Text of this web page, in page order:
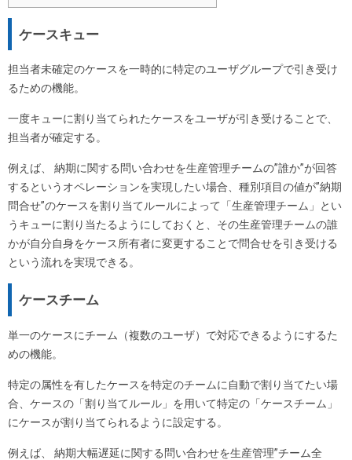
ケースキュー
担当者未確定のケースを一時的に特定のユーザグループで引き受け
るための機能。
一度キューに割り当てられたケースをユーザが引き受けることで、
担当者が確定する。
例えば、 納期に関する問い合わせを生産管理チームの”誰か”が回答
するというオペレーションを実現したい場合、種別項目の値が”納期
問合せ”のケースを割り当てルールによって「生産管理チーム」とい
うキューに割り当たるようにしておくと、その生産管理チームの誰
かが自分自身をケース所有者に変更することで問合せを引き受ける
という流れを実現できる。
ケースチーム
単一のケースにチーム（複数のユーザ）で対応できるようにするた
めの機能。
特定の属性を有したケースを特定のチームに自動で割り当てたい場
合、ケースの「割り当てルール」を用いて特定の「ケースチーム」
にケースが割り当てられるように設定する。
例えば、 納期大幅遅延に関する問い合わせを生産管理”チーム全